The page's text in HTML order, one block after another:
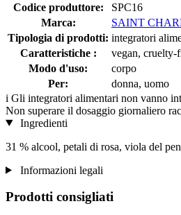
Codice produttore:
SPC16
Marca:
SAINT
Tipologia di prodotti: integratori
Caratteristiche :
vegan, cruelty-
Modo d'uso:
corpo
Per:
donna, uomo
i Gli integratori alimentari non vanno
Non superare il dosaggio giornaliero
Ingredienti
31 % alcool, petali di rosa, viola del
Informazioni legali
Prodotti consigliati